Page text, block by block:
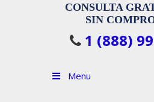
CONSULTA
SIN
1 (888)
Menu